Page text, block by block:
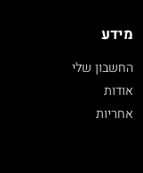
מידע
החשבון שלי
אודות
אחריות